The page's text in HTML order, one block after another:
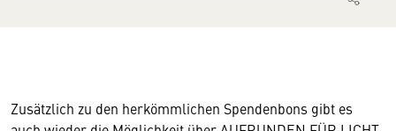
Zusätzlich zu den herkömmlichen Spendenbons gibt es